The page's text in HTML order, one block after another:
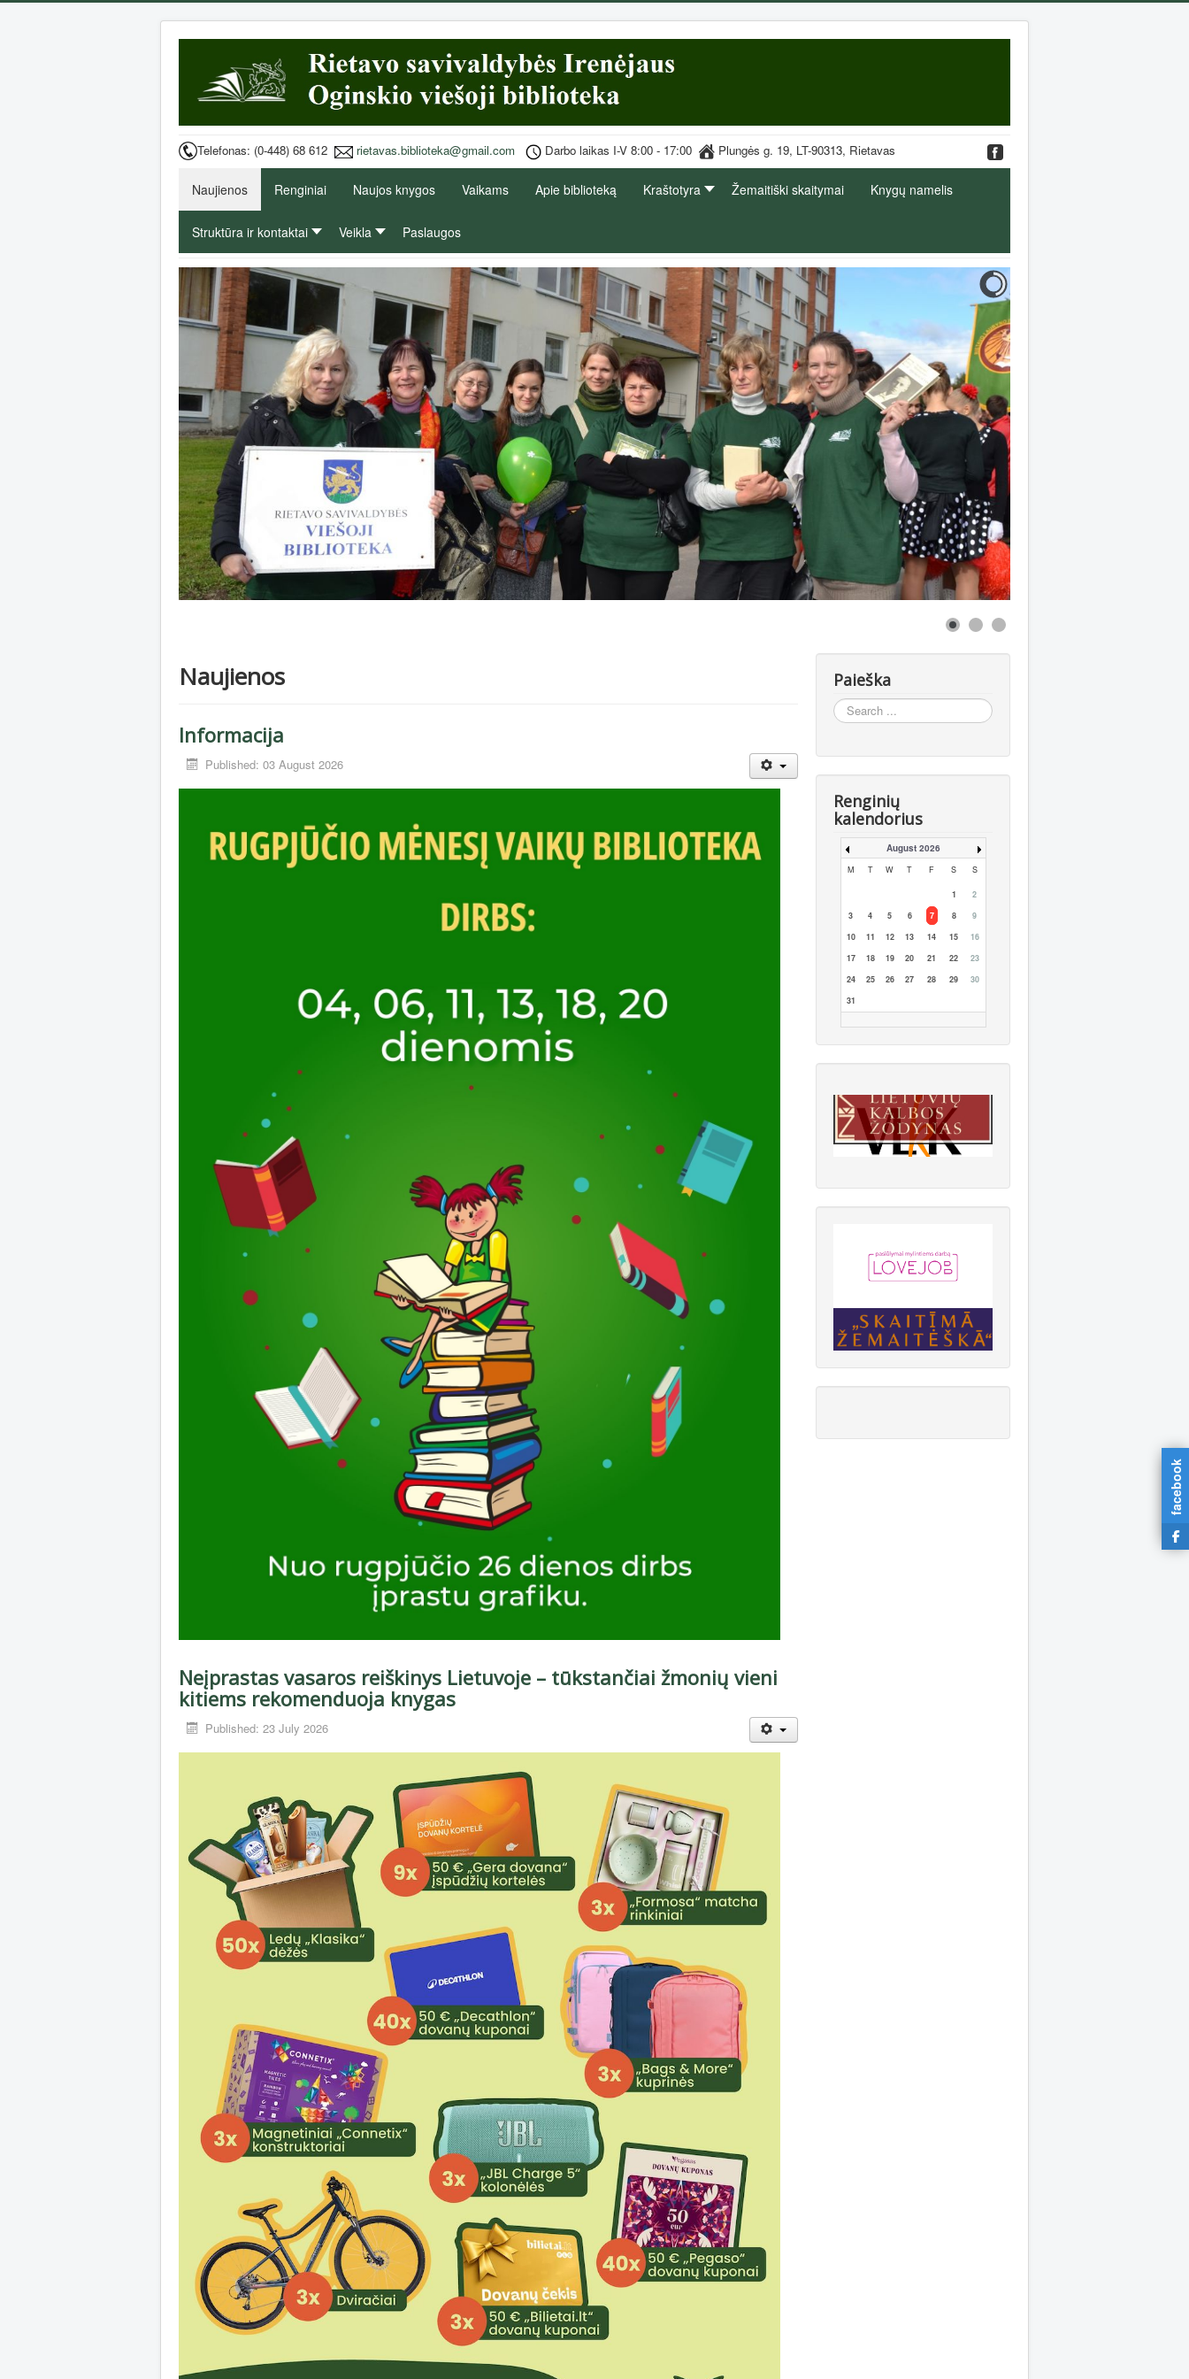
Telefonas: (0-448) 68 612 rietavas.biblioteka@gmail.com Darbo laikas I-V 8:00 - 17:00 Plungės g. 19, LT-90313, Rietavas
Naujienos Renginiai Naujos knygos Vaikams Apie biblioteką Kraštotyra Žemaitiški skaitymai Knygų namelis
Struktūra ir kontaktai Veikla Paslaugos
Naujienos
Informacija
Published: 03 August 2026
Neįprastas vasaros reiškinys Lietuvoje – tūkstančiai žmonių vieni
kitiems rekomenduoja knygas
Published: 23 July 2026
Paieška
Search
...
Renginių
kalendorius
August 2026
M T W T F S S
1
2
3
4 5 6 7 8
9
10
11 12 13 14 15
16
17
18 19 20 21 22
23
24
25 26 27 28 29
30
31
facebook